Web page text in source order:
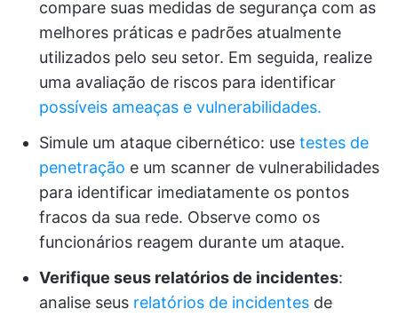
compare suas medidas de segurança com as
melhores práticas e padrões atualmente
utilizados pelo seu setor. Em seguida, realize
uma avaliação de riscos para identificar
possíveis ameaças e vulnerabilidades.
Simule um ataque cibernético: use testes de
penetração e um scanner de vulnerabilidades
para identificar imediatamente os pontos
fracos da sua rede. Observe como os
funcionários reagem durante um ataque.
Verifique seus relatórios de incidentes:
analise seus relatórios de incidentes de